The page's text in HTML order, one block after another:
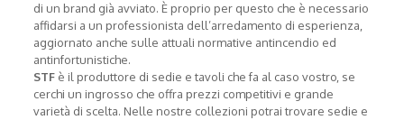
di un brand già avviato. È proprio per questo che è necessario
affidarsi a un professionista dell’arredamento di esperienza,
aggiornato anche sulle attuali normative antincendio ed
antinfortunistiche.
STF è il produttore di sedie e tavoli che fa al caso vostro, se
cerchi un ingrosso che offra prezzi competitivi e grande
varietà di scelta. Nelle nostre collezioni potrai trovare sedie e